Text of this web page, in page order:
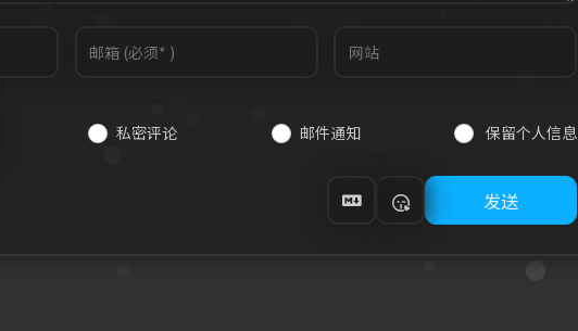
私密评论 邮件通知 保留个人信息